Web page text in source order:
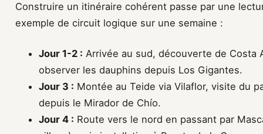
Construire un itinéraire cohérent passe par une
exemple de circuit logique sur une semaine :
Jour 1-2 : Arrivée au sud, découverte de Costa
observer les dauphins depuis Los Gigantes.
Jour 3 : Montée au Teide via Vilaflor, visite du
depuis le Mirador de Chío.
Jour 4 : Route vers le nord en passant par